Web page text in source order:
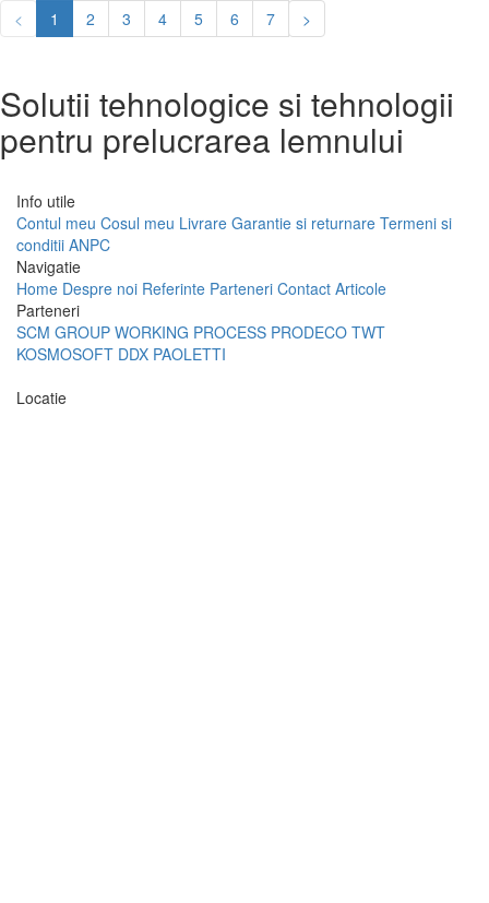
< 1 2 3 4 5 6 7 >
Solutii tehnologice si tehnologii
pentru prelucrarea lemnului
Info utile
Contul meu Cosul meu Livrare Garantie si returnare Termeni si
conditii ANPC
Navigatie
Home Despre noi Referinte Parteneri Contact Articole
Parteneri
SCM GROUP WORKING PROCESS PRODECO TWT
KOSMOSOFT DDX PAOLETTI
Locatie